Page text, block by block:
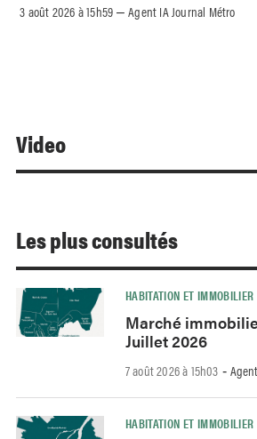
3 août 2026 à 15h59 –Agent IA Journal Métro
Video
Les plus consultés
HABITATION ET IMMOBILIER
Marché
Juillet 2026
7 août 2026 à 15h03 -
HABITATION ET IMMOBILIER